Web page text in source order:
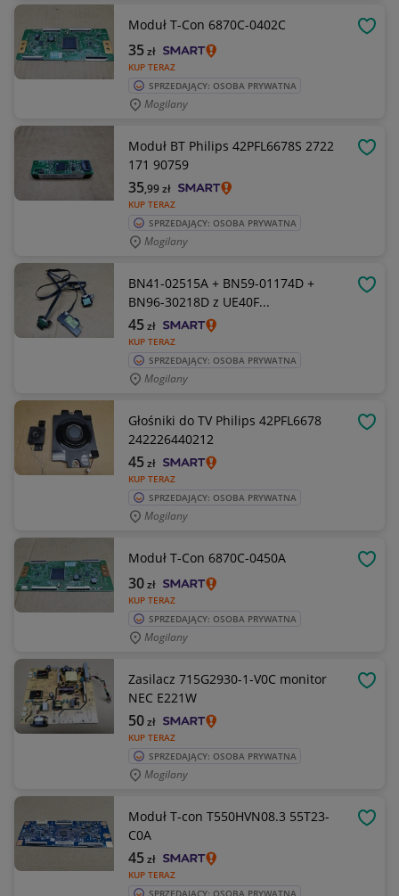
Moduł T-Con 6870C-0402C
KUP TERAZ
35zł
SPRZEDAJĄCY: OSOBA PRYWATNA
Mogilany
Moduł BT Philips 42PFL6678S 2722
171 90759
KUP TERAZ
35,99zł
SPRZEDAJĄCY: OSOBA PRYWATNA
Mogilany
BN41-02515A + BN59-01174D +
BN96-30218D z UE40F...
KUP TERAZ
45zł
SPRZEDAJĄCY: OSOBA PRYWATNA
Mogilany
Głośniki do TV Philips 42PFL6678
242226440212
KUP TERAZ
45zł
SPRZEDAJĄCY: OSOBA PRYWATNA
Mogilany
Moduł T-Con 6870C-0450A
KUP TERAZ
30zł
SPRZEDAJĄCY: OSOBA PRYWATNA
Mogilany
Zasilacz 715G2930-1-V0C monitor
NEC E221W
KUP TERAZ
50zł
SPRZEDAJĄCY: OSOBA PRYWATNA
Mogilany
Moduł T-con T550HVN08.3 55T23-
C0A
KUP TERAZ
45zł
SPRZEDAJĄCY: OSOBA PRYWATNA